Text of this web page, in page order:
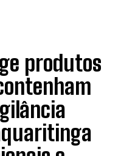
produtos